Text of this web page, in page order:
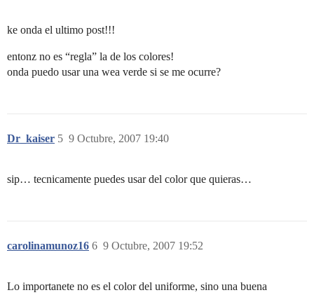
ke onda el ultimo post!!!
entonz no es “regla” la de los colores!
onda puedo usar una wea verde si se me ocurre?
Dr_kaiser 9 Octubre, 2007 19:40
5
sip… tecnicamente puedes usar del color que quieras…
carolinamunoz16 9 Octubre, 2007 19:52
6
Lo importanete no es el color del uniforme, sino una buena